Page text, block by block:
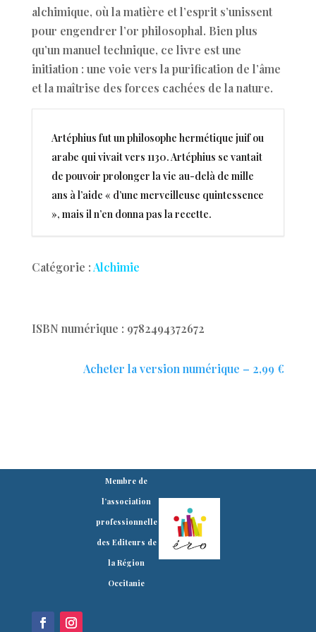
alchimique, où la matière et l’esprit s’unissent
pour engendrer l’or philosophal. Bien plus
qu’un manuel technique, ce livre est une
initiation : une voie vers la purification de l’âme
et la maîtrise des forces cachées de la nature.
Artéphius fut un philosophe hermétique juif ou
arabe qui vivait vers 1130. Artéphius se vantait
de pouvoir prolonger la vie au-delà de mille
ans à l’aide « d’une merveilleuse quintessence
», mais il n’en donna pas la recette.
Catégorie :Alchimie
ISBN numérique : 9782494372672
Acheter la version numérique – 2,99 €
Membre de
l’association
professionnelle
des Editeurs de
la Région
Occitanie